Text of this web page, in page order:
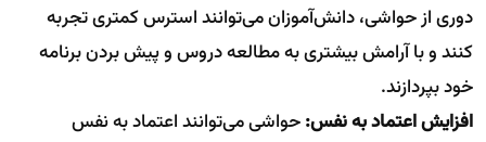
دوری از حواشی، دانش‌آموزان می‌توانند استرس کمتری تجربه
کنند و با آرامش بیشتری به مطالعه دروس و پیش بردن برنامه
خود بپردازند.
افزایش اعتماد به نفس:حواشی می‌توانند اعتماد به نفس